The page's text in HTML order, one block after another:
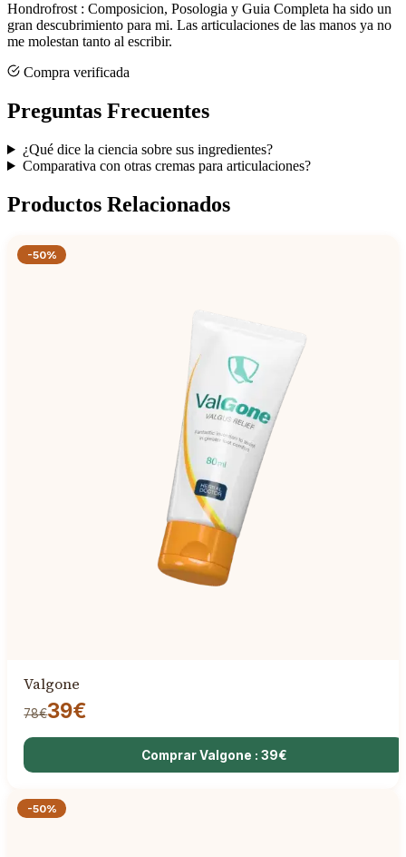
Hondrofrost : Composicion, Posologia y Guia Completa ha sido un
gran descubrimiento para mi. Las articulaciones de las manos ya no
me molestan tanto al escribir.
Compra verificada
Preguntas Frecuentes
¿Qué dice la ciencia sobre sus ingredientes?
Comparativa con otras cremas para articulaciones?
Productos Relacionados
-50%
Valgone
78€39€
Comprar Valgone : 39€
-50%